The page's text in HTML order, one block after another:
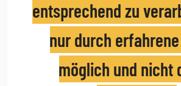
entsprechend zu
nur durch
möglich und nicht